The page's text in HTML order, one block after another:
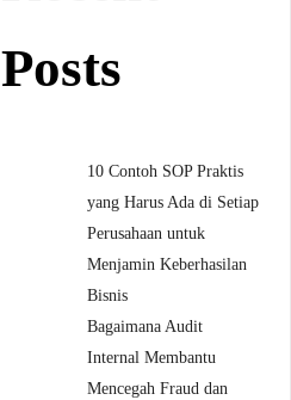
Posts
10 Contoh SOP Praktis
yang Harus Ada di Setiap
Perusahaan untuk
Menjamin Keberhasilan
Bisnis
Bagaimana Audit
Internal Membantu
Mencegah Fraud dan